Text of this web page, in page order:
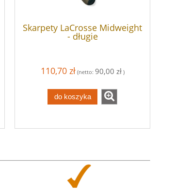
Skarpety LaCrosse Midweight
- długie
110,70 zł (netto: 90,00 zł)
do koszyka